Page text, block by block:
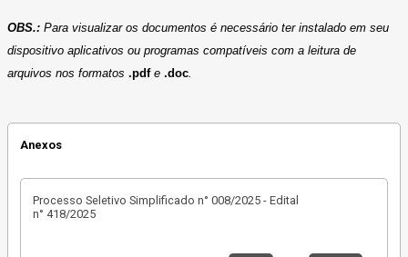
OBS.: Para visualizar os documentos é necessário ter instalado em seu
dispositivo aplicativos ou programas compatíveis com a leitura de
arquivos nos formatos .pdfe .doc
Anexos
Processo Seletivo Simplificado n° 008/2025 - Edital
n° 418/2025